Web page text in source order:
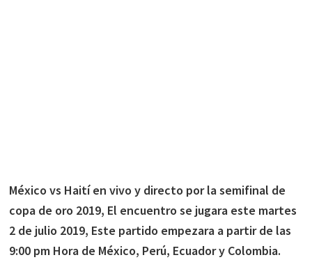
México vs Haití en vivo y directo por la semifinal de
copa de oro 2019, El encuentro se jugara este martes
2 de julio 2019, Este partido empezara a partir de las
9:00 pm Hora de México, Perú, Ecuador y Colombia.